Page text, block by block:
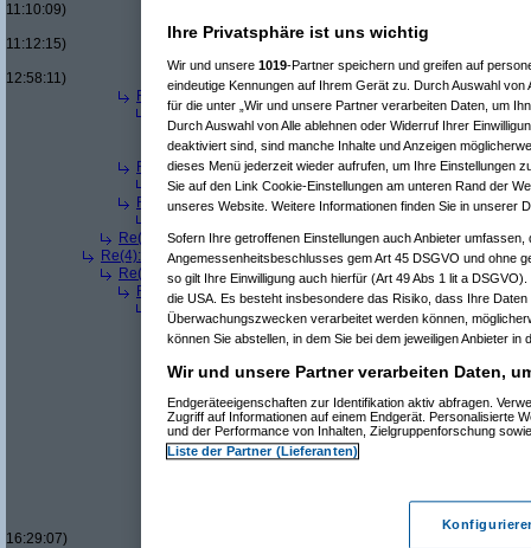
11:10:09)
Re(21):
11:12:15)
Re(22):
12:58:11)
Re(6): Sinnhaftigkeit / Nutzen der neuen Smartmeter
Re(7): Sinnhaftigkeit / Nutzen der neuen Smartmeter (
Re(8): Sinnhaftigkeit / Nutzen der neuen Smartmeter(
Re(9): Sinnhaftigkeit / Nutzen der neuen Smartmeter
Re(6): Sinnhaftigkeit / Nutzen der neuen Smartmeter(Tomi31
Re(7): Sinnhaftigkeit / Nutzen der neuen Smartmeter(
Re(6): Sinnhaftigkeit / Nutzen der neuen Smartmeter (Sonic
Re(5): Sinnhaftigkeit / Nutzen der neuen Smartmeter(
Re(4): Sinnhaftigkeit / Nutzen der neuen Smartmeter(hellbringer
Re(5): Sinnhaftigkeit / Nutzen der neuen Smartmeter
(-
Re(6): Sinnhaftigkeit / Nutzen der neuen Smartmeter
Re(7): Sinnhaftigkeit / Nutzen der neuen Smartmeter
Re(8): Sinnhaftigkeit / Nutzen der neuen Smartmeter(
Re(9): Sinnhaftigkeit / Nutzen der neuen Smartmeter
Re(10): Sinnhaftigkeit / Nutzen der neuen
Re(11): Sinnhaftigkeit / Nutzen der neuen
Re(12): Sinnhaftigkeit / Nutzen der neuen
Re(13): Sinnhaftigkeit / Nutzen der neuen
Re(14): Sinnhaftigkeit / Nutzen der
Re(15): Sinnhaftigkeit / Nutzen der
Re(18): Sinnhaftigkeit /
Re(19): Sinnhaftigkeit /
16:29:07)
Ihre Privatsphäre ist uns wichtig
Wir und unsere 1019-Partner speichern und greifen auf
eindeutige Kennungen auf Ihrem Gerät zu. Durch Auswahl
für die unter „Wir und unsere Partner verarbeiten Daten, um
Durch Auswahl von Alle ablehnen oder Widerruf Ihrer
deaktiviert sind, sind manche Inhalte und Anzeigen
dieses Menü jederzeit wieder aufrufen, um Ihre Einstellungen
Sie auf den Link Cookie-Einstellungen am unteren Rand der
unseres Website. Weitere Informationen finden Sie in unserer
Sofern Ihre getroffenen Einstellungen auch Anbieter
Angemessenheitsbeschlusses gem Art 45 DSGVO und ohne
so gilt Ihre Einwilligung auch hierfür (Art 49 Abs 1 lit a
die USA. Es besteht insbesondere das Risiko, dass Ihre
Überwachungszwecken verarbeitet werden können,
können Sie abstellen, in dem Sie bei dem jeweiligen Anbieter in
Wir und unsere Partner verarbeiten Daten,
Endgeräteeigenschaften zur Identifikation aktiv abfragen.
Zugriff auf Informationen auf einem Endgerät. Personalisierte
und der Performance von Inhalten, Zielgruppenforschung
Liste der Partner (Lieferanten)